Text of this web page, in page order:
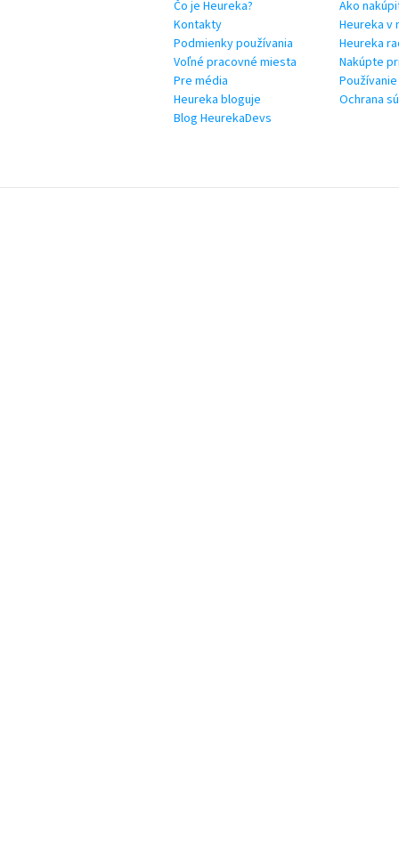
Čo je Heureka?
Kontakty
Podmienky používania
Voľné pracovné miesta
Pre média
Heureka bloguje
Blog HeurekaDevs
Ako
Heureka v
Heureka
Nakúpte
Ochrana